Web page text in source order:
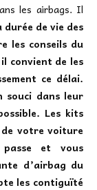
les airbags. Il
durée de vie des
les conseils du
convient de les
ce délai.
souci dans leur
Les kits
votre voiture
et vous
d’airbag du
les contiguïté